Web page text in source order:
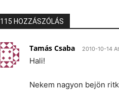
115 HOZZÁSZÓLÁS
Tamás Csaba 2010-10-14
Hali!
Nekem nagyon bejön